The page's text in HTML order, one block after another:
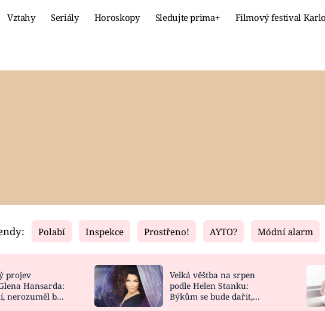
Vztahy Seriály Horoskopy Sledujte prima+ Filmový festival
Fresh
NOVINKY
VIDEORECEPTY
Living
DESIGN
Polabí Inspekce Prostřeno! AYTO? Módní alarm
projev
Hansarda:
nerozuměl by
Velká věštba na srpen
podle Helen Stanku:
Býkům se bude dařit,